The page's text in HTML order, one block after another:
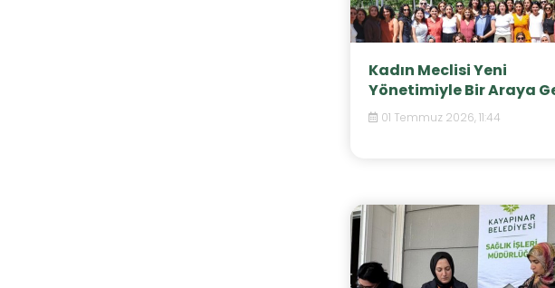
Kadın Meclisi Yeni
Yönetimiyle Bir Araya
01 Temmuz 2026, 11:44